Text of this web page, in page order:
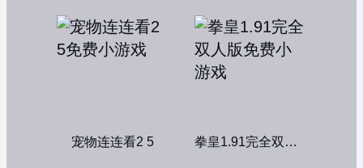
宠物连连看2 5 拳皇1.91完全双人版